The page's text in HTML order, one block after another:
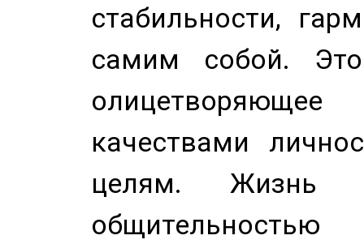
стабильности,
самим собой.
качествами
целям. Жизнь